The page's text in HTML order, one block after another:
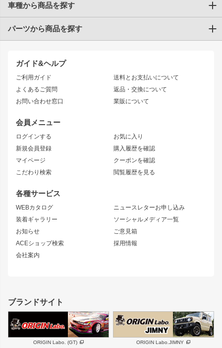
ガイド&ヘルプ
ご利用ガイド
よくあるご質問
お問い合わせ窓口
送料とお支払いについて
返品・交換について
業販について
会員メニュー
ログインする
新規会員登録
マイページ
こだわり検索
お気に入り
購入履歴を確認
クーポンを確認
閲覧履歴を見る
各種サービス
WEBカタログ
装着ギャラリー
お知らせ
ACEショップ検索
会社案内
ニュースレターお申し込み
ソーシャルメディア一覧
ご意見箱
採用情報
車種から商品を探す
トヨタ
JZX90 CHASER
JZX110 MARK II
JZX100 MARK II
JZX90 MARK II
トレノ
マークX
アリスト
ソアラ
アルテッツァ
ニッサン
S15 シルビア
S14 シルビア 後期
S13 シルビア
180SX
シルエイティ
ワンビア
ローレル
セフィーロ
キャラバン
スズキ
GS350
SC
スバル 三菱
デリカ D:5
パーツから商品を探す
エアロシリーズ
ドリフトライン
風神
雷神
レーシングライン
アタックライン
ストリームライン
リアウイング
ジムニーパーツ
ホイール
MUD-S7
MUD-SR7
まつど家 鉄漢
ボンネット
フェンダー
サイドパーツ
リアゲート
メンテナンスパーツ
ハイエースパーツ
ブランドサイト
ORIGIN Labo. (GT) ORIGIN Labo.JIMNY